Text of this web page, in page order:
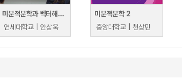
미분적분학과 벡터해석(2)
연세대학교 | 안상욱
미분적분학 2
중앙대학교 | 천상민